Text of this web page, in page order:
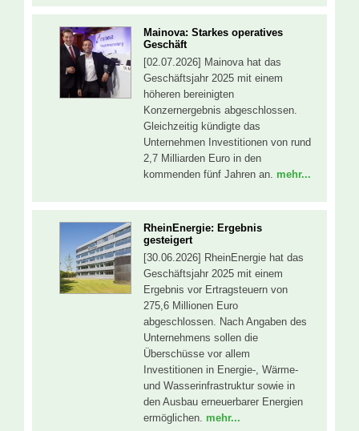
Mainova: Starkes operatives
Geschäft
[02.07.2026] Mainova hat das
Geschäftsjahr 2025 mit einem
höheren bereinigten
Konzernergebnis abgeschlossen.
Gleichzeitig kündigte das
Unternehmen Investitionen von rund
2,7 Milliarden Euro in den
kommenden fünf Jahren an. mehr...
RheinEnergie: Ergebnis
gesteigert
[30.06.2026] RheinEnergie hat das
Geschäftsjahr 2025 mit einem
Ergebnis vor Ertragsteuern von
275,6 Millionen Euro
abgeschlossen. Nach Angaben des
Unternehmens sollen die
Überschüsse vor allem
Investitionen in Energie-, Wärme-
und Wasserinfrastruktur sowie in
den Ausbau erneuerbarer Energien
ermöglichen. mehr...